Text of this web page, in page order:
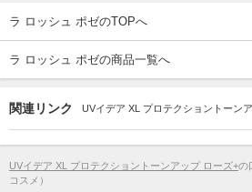
ラ ロッシュ ポゼのTOPへ
ラ ロッシュ ポゼの商品一覧へ
関連リンク UVイデア XL プロテクショントーン
UVイデア XL プロテクショントーンアップ ローズ+の
コスメ）